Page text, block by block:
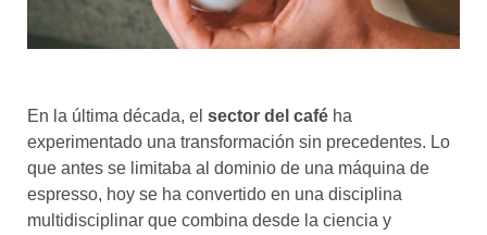
En la última década, el sector del café ha
experimentado una transformación sin precedentes. Lo
que antes se limitaba al dominio de una máquina de
espresso, hoy se ha convertido en una disciplina
multidisciplinar que combina desde la ciencia y